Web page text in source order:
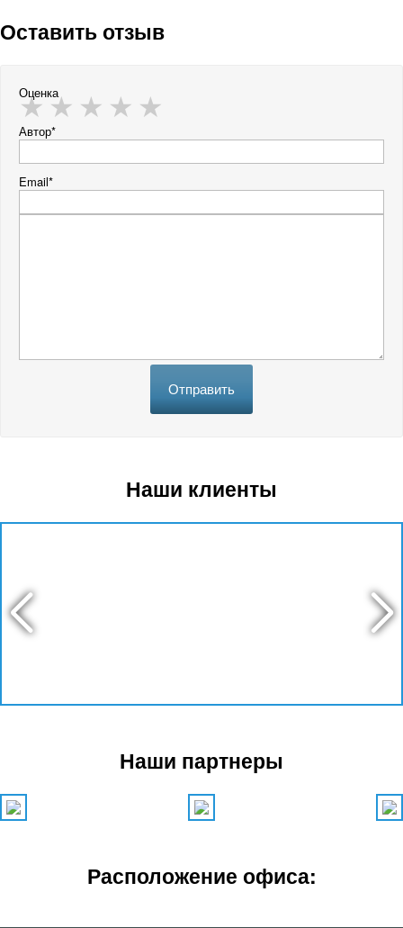
Оставить отзыв
Оценка
Автор*
Email*
Отправить
Наши клиенты
Наши партнеры
Расположение офиса: